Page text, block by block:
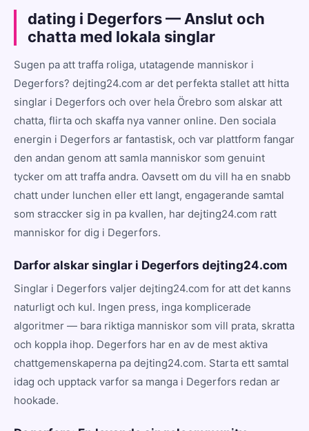
dating i Degerfors — Anslut och
chatta med lokala singlar
Sugen pa att traffa roliga, utatagende manniskor i
Degerfors? dejting24.com ar det perfekta stallet att hitta
singlar i Degerfors och over hela Örebro som alskar att
chatta, flirta och skaffa nya vanner online. Den sociala
energin i Degerfors ar fantastisk, och var plattform fangar
den andan genom att samla manniskor som genuint
tycker om att traffa andra. Oavsett om du vill ha en snabb
chatt under lunchen eller ett langt, engagerande samtal
som straccker sig in pa kvallen, har dejting24.com ratt
manniskor for dig i Degerfors.
Darfor alskar singlar i Degerfors dejting24.com
Singlar i Degerfors valjer dejting24.com for att det kanns
naturligt och kul. Ingen press, inga komplicerade
algoritmer — bara riktiga manniskor som vill prata, skratta
och koppla ihop. Degerfors har en av de mest aktiva
chattgemenskaperna pa dejting24.com. Starta ett samtal
idag och upptack varfor sa manga i Degerfors redan ar
hookade.